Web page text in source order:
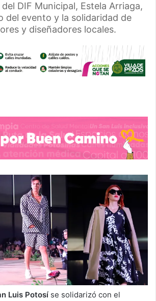
DIF Municipal, Estela Arriaga,
del evento y la solidaridad de
y diseñadores locales.
Luis Potosí se solidarizó con el